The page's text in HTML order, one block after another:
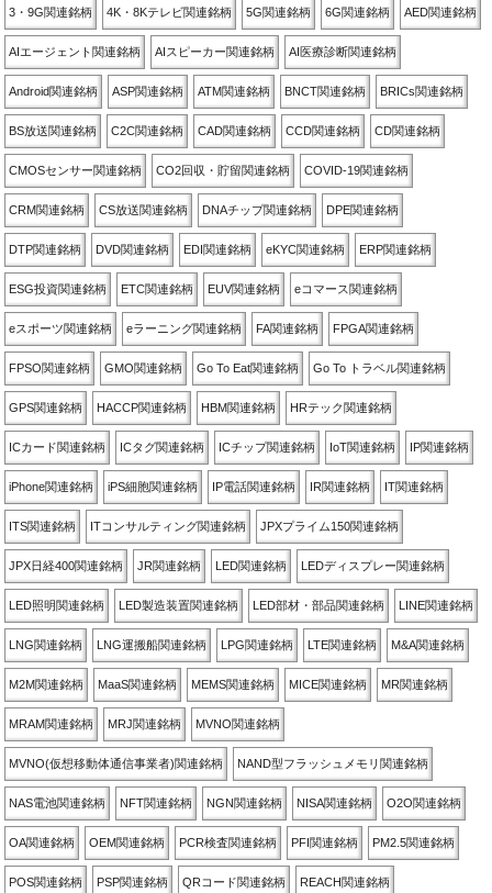
3・9G関連銘柄 4K・8Kテレビ関連銘柄 5G関連銘柄 6G関連銘柄 AED関連銘柄
AIエージェント関連銘柄 AIスピーカー関連銘柄 AI医療診断関連銘柄
Android関連銘柄 ASP関連銘柄 ATM関連銘柄 BNCT関連銘柄 BRICs関連銘柄
BS放送関連銘柄 C2C関連銘柄 CAD関連銘柄 CCD関連銘柄 CD関連銘柄
CMOSセンサー関連銘柄 CO2回収・貯留関連銘柄 COVID-19関連銘柄
CRM関連銘柄 CS放送関連銘柄 DNAチップ関連銘柄 DPE関連銘柄
DTP関連銘柄 DVD関連銘柄 EDI関連銘柄 eKYC関連銘柄 ERP関連銘柄
ESG投資関連銘柄 ETC関連銘柄 EUV関連銘柄 eコマース関連銘柄
eスポーツ関連銘柄 eラーニング関連銘柄 FA関連銘柄 FPGA関連銘柄
FPSO関連銘柄 GMO関連銘柄 Go To Eat関連銘柄 Go To トラベル関連銘柄
GPS関連銘柄 HACCP関連銘柄 HBM関連銘柄 HRテック関連銘柄
ICカード関連銘柄 ICタグ関連銘柄 ICチップ関連銘柄 IoT関連銘柄 IP関連銘柄
iPhone関連銘柄 iPS細胞関連銘柄 IP電話関連銘柄 IR関連銘柄 IT関連銘柄
ITS関連銘柄 ITコンサルティング関連銘柄 JPXプライム150関連銘柄
JPX日経400関連銘柄 JR関連銘柄 LED関連銘柄 LEDディスプレー関連銘柄
LED照明関連銘柄 LED製造装置関連銘柄 LED部材・部品関連銘柄 LINE関連銘柄
LNG関連銘柄 LNG運搬船関連銘柄 LPG関連銘柄 LTE関連銘柄 M&A関連銘柄
M2M関連銘柄 MaaS関連銘柄 MEMS関連銘柄 MICE関連銘柄 MR関連銘柄
MRAM関連銘柄 MRJ関連銘柄 MVNO関連銘柄
MVNO(仮想移動体通信事業者)関連銘柄 NAND型フラッシュメモリ関連銘柄
NAS電池関連銘柄 NFT関連銘柄 NGN関連銘柄 NISA関連銘柄 O2O関連銘柄
OA関連銘柄 OEM関連銘柄 PCR検査関連銘柄 PFI関連銘柄 PM2.5関連銘柄
POS関連銘柄 PSP関連銘柄 QRコード関連銘柄 REACH関連銘柄